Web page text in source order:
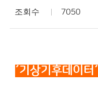
조회수 7050
´기상기후데이터´